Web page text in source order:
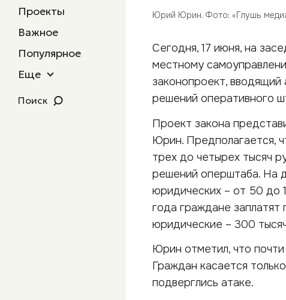
Проекты
Важное
Популярное
Еще
Поиск
Юрий Юрин. Фото: «Глушь
Сегодня, 17 июня, на
местному
законопроект,
решений оперативного
Проект закона
Юрин. Предполагается,
трех до четырех тысяч
решений оперштаба. На
юридических – от 50 до
года граждане заплатят
юридические – 300
Юрин отметил, что
Граждан касается
подверглись атаке.